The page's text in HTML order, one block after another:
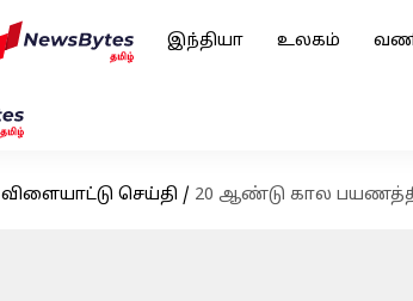
இந்தியா உலகம்
விளையாட்டு செய்தி / 20 ஆண்டு கால